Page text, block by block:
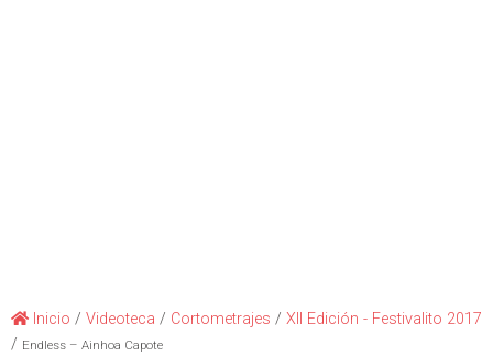
Inicio / Videoteca / Cortometrajes / XII Edición - Festivalito 2017
/ Endless – Ainhoa Capote